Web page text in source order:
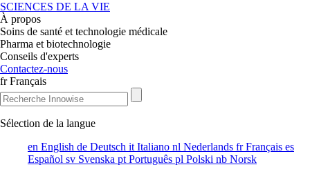
SCIENCES DE LA VIE
À propos
Soins de santé et technologie médicale
Pharma et biotechnologie
Conseils d'experts
Contactez-nous
fr Français
Sélection de la langue
en English de Deutsch it Italiano nl Nederlands frFrançais es
Español sv Svenska pt Português pl Polski nb Norsk